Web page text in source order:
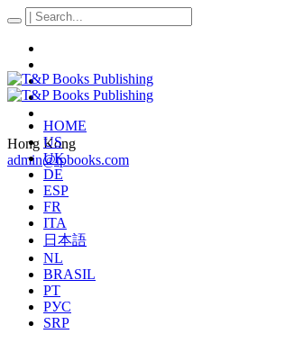
Hong Kong
admin@tpbooks.com
HOME
US
UK
DE
ESP
FR
ITA
日本語
NL
BRASIL
PT
РУС
SRP